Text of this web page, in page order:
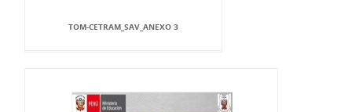
TOM-CETRAM_SAV_ANEXO 3